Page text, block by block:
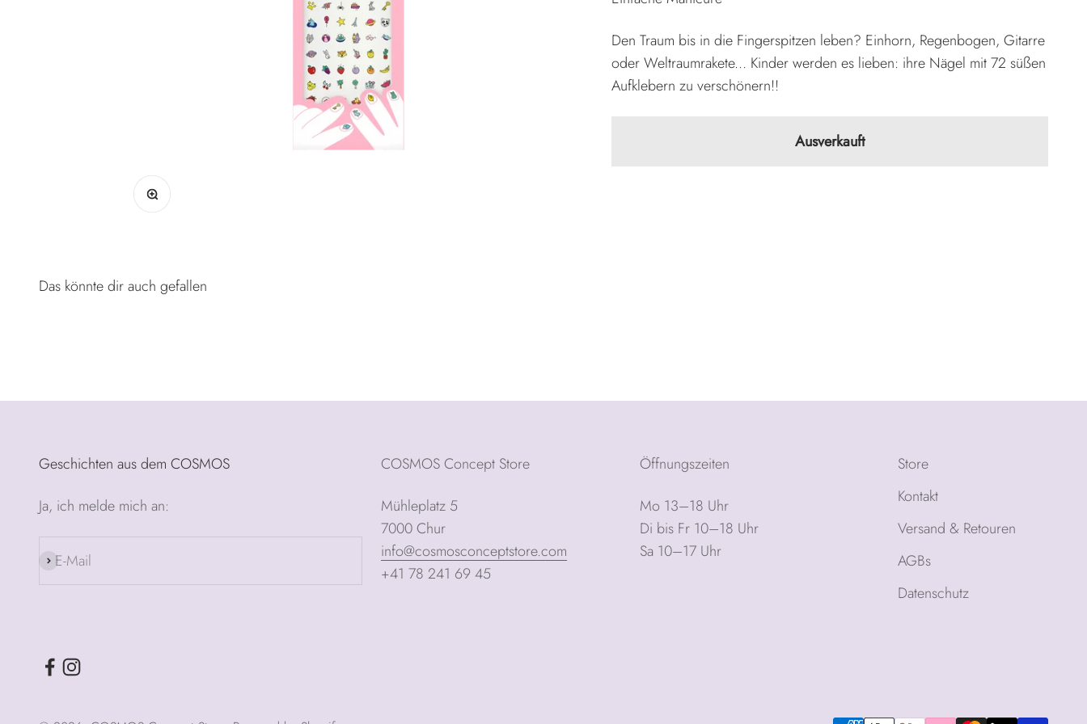
Bild vergrößern
Den Traum bis in die Fingerspitzen leben? Einhorn, Regenbogen, Gitarre
oder Weltraumrakete... Kinder werden es lieben: ihre Nägel mit 72 süßen
Aufklebern zu verschönern!!
Ausverkauft
Geschichten aus dem COSMOS
Ja, ich melde mich an:
E-Mail
Abonnieren
COSMOS Concept Store
Mühleplatz 5
7000 Chur
info@cosmosconceptstore.com
+41 78 241 69 45
Öffnungszeiten
Mo 13–18 Uhr
Di bis Fr 10–18 Uhr
Sa 10–17 Uhr
Store
Kontakt
Versand & Retouren
AGBs
Datenschutz